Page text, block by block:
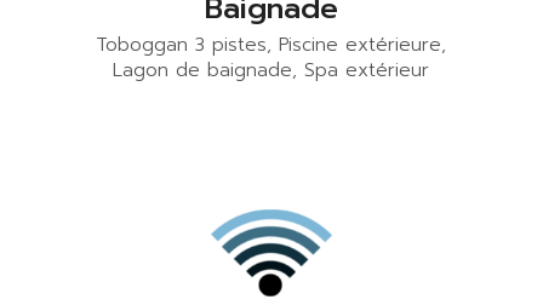
Toboggan 3 pistes, Piscine extérieure,
Lagon de baignade, Spa extérieur